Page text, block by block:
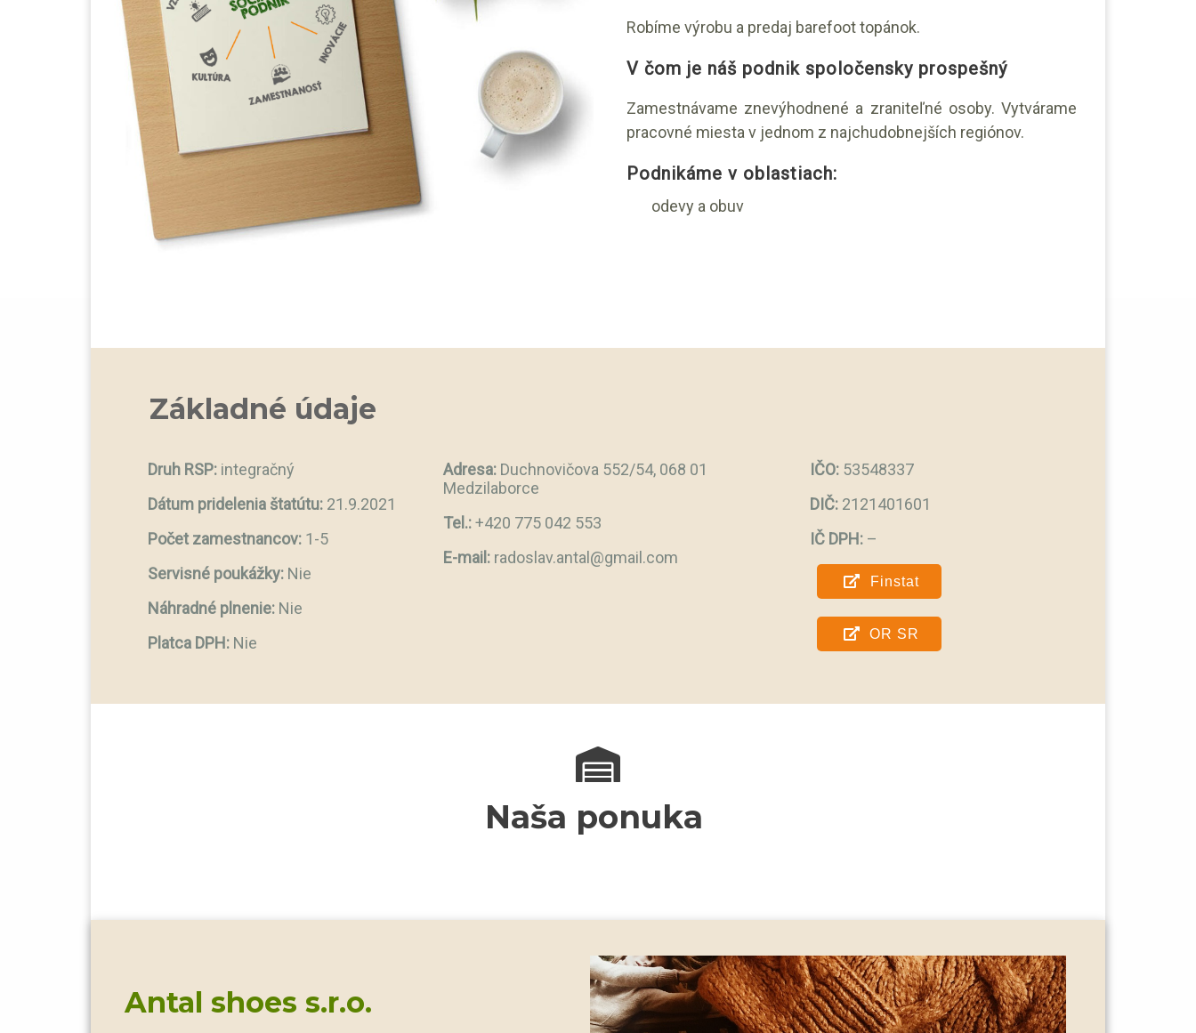
Robíme výrobu a predaj barefoot topánok.
V čom je náš podnik spoločensky prospešný
Zamestnávame znevýhodnené a zraniteľné osoby. Vytvárame
pracovné miesta v jednom z najchudobnejších regiónov.
Podnikáme v oblastiach:
odevy a obuv
Základné údaje
Druh RSP: integračný
Dátum pridelenia štatútu: 21.9.2021
Počet zamestnancov: 1-5
Servisné poukážky: Nie
Náhradné plnenie: Nie
Platca DPH: Nie
Adresa:Duchnovičova 552/54, 068 01
Medzilaborce
Tel.:+420 775 042 553
E-mail:radoslav.antal@gmail.com
IČO: 53548337
DIČ:2121401601
IČ DPH: –
Finstat
OR SR
Naša ponuka
Antal shoes s.r.o.